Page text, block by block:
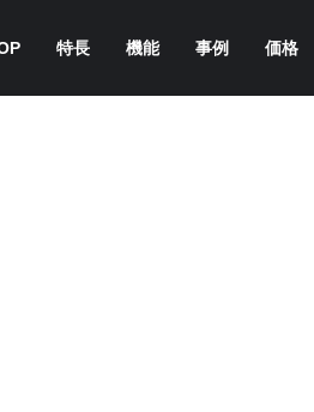
特長 機能 事例 価格